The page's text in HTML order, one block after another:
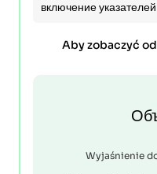
включение
Aby zobaczyć
Wyjaśnienie